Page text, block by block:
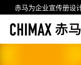
赤马为企业宣传册设